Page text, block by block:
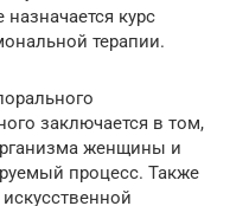
курс
терапии.
заключается в том,
женщины и
процесс. Также